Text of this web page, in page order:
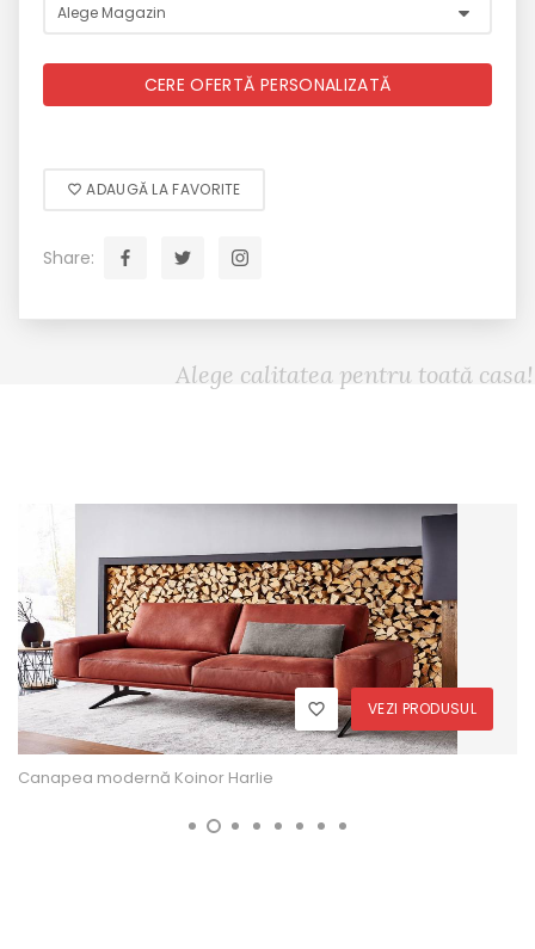
CERE OFERTĂ PERSONALIZATĂ
ADAUGĂ LA FAVORITE
Share:
Alege calitatea pentru toată casa!
VEZI PRODUSUL
Canapea modernă Koinor Harlie